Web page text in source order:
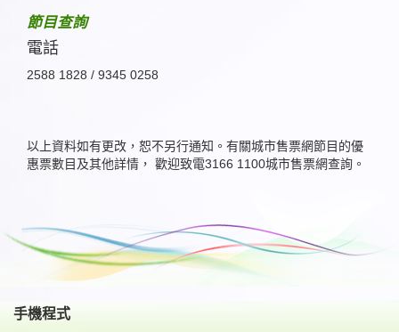
節目查詢
電話
2588 1828 / 9345 0258
以上資料如有更改，恕不另行通知。有關城市售票網節目的優
惠票數目及其他詳情， 歡迎致電3166 1100城市售票網查詢。
手機程式